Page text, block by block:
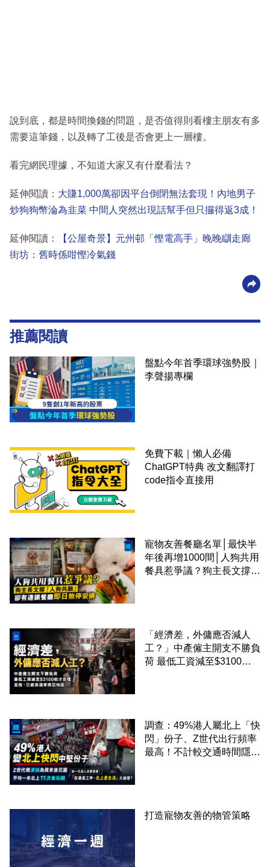
說到底，都是時間換錢的問題，是否值得則看樓主朋友有多
需要這筆錢，以及轉了工後是否會更上一層樓。
看完網民理據，不知道大家又有什麼看法？
延伸閱讀： 大賺1,000萬卻因平台倒閉無法套現！內地男子
炒狗狗幣淪為韭菜 中間人突然出現話幫手但只攞得返3成！
延伸閱讀：
【公屋奇景】元州邨「慳電高手」晚晚瞓走廊
街坊：舊時係咁慳冷氣錢
推薦閱讀
盤點今年首季環球強勢股｜
李聲揚專欄
免費下載｜懶人必備
ChatGPT特典 改文翻譯打
code指令直接用
寵物友善餐廳名單│最快半
年後再增1000間│人狗共用
餐具惹爭議？狗主長文撐
「經濟差，外傭應否減人
工？」中產僱主開支不勝負
荷 最低工資減至$3100蚊
調查：49%港人屬北上「快
閃」份子、Z世代出行頻率
最高！不計較交通時間隱形
打造寵物友善的物管策略